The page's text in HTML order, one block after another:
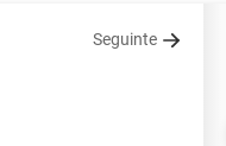
Seguinte